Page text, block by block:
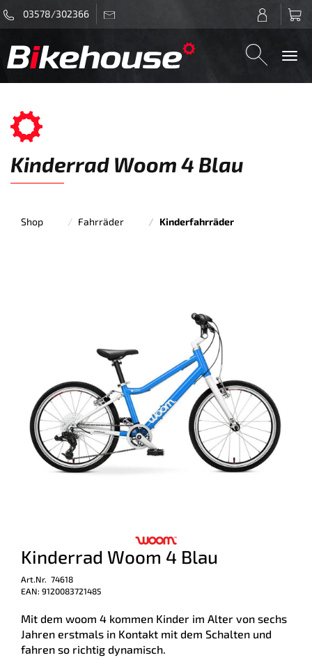
03578/302366
Kinderrad Woom 4 Blau
Shop Fahrräder Kinderfahrräder
Kinderrad Woom 4 Blau
Art.Nr. 74618
EAN: 9120083721485
Mit dem woom 4 kommen Kinder im Alter von sechs
Jahren erstmals in Kontakt mit dem Schalten und
fahren so richtig dynamisch.